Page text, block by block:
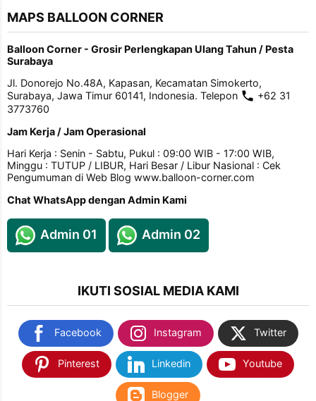
MAPS BALLOON CORNER
Balloon Corner - Grosir Perlengkapan Ulang Tahun / Pesta
Surabaya
Jl. Donorejo No.48A, Kapasan, Kecamatan Simokerto,
Surabaya, Jawa Timur 60141, Indonesia. Telepon
+62 31
3773760
Jam Kerja / Jam Operasional
Hari Kerja : Senin - Sabtu, Pukul : 09:00 WIB - 17:00 WIB,
Minggu : TUTUP / LIBUR, Hari Besar / Libur Nasional : Cek
Pengumuman di Web Blog www.balloon-corner.com
Chat WhatsApp dengan Admin Kami
Admin 01 Admin 02
IKUTI SOSIAL MEDIA KAMI
Facebook Instagram Twitter
Pinterest Linkedin Youtube
Blogger